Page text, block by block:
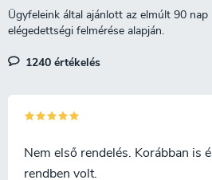
rögzítőrendszerrell. A kés
alkalmas tűzgyújtóval való
1240 értékelés
Nem első rendelés. Korábban is
rendben volt.